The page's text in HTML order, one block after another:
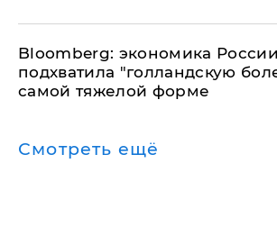
Bloomberg: экономика России
подхватила "голландскую
самой тяжелой форме
Смотреть ещё